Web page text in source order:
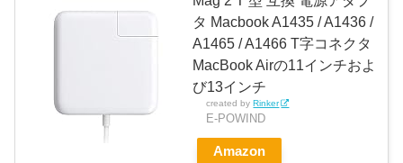
タ Macbook A1435 / A1436 /
A1465 / A1466 T字コネクタ
MacBook Airの11インチおよ
び13インチ
created byRinker
E-POWIND
Amazon